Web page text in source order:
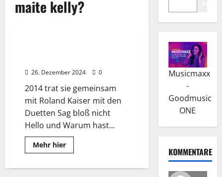
maite kelly?
26. Dezember 2024 0
2014 trat sie gemeinsam
mit Roland Kaiser mit den
Duetten Sag bloß nicht
Hello und Warum hast...
Mehr hierRead
more
Kelly:
Musicmaxx
-
Goodmusic
ONE
KOMMENTARE